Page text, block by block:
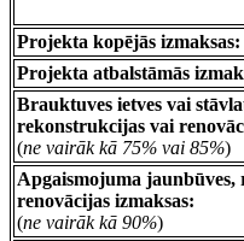
Projekta kopējās izmaksas:
Projekta atbalstāmās
Brauktuves ietves vai
rekonstrukcijas vai
(ne vairāk kā 75% vai 85%)
Apgaismojuma
renovācijas izmaksas:
(ne vairāk kā 90%)